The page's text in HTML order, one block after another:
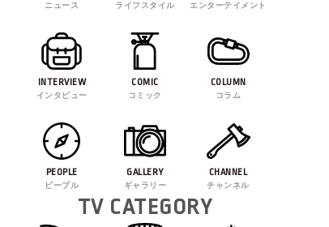
ニュース ライフスタイル エンターテイメント
INTERVIEW
インタビュー
COMIC
コミック
COLUMN
コラム
PEOPLE
ピープル
GALLERY
ギャラリー
CHANNEL
チャンネル
TV CATEGORY